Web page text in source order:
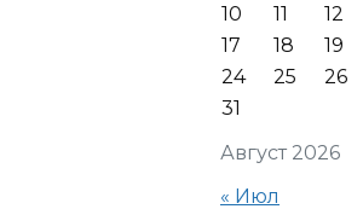
Август 2026
10
11 12
17
18 19
24
25 26
31
« Июл